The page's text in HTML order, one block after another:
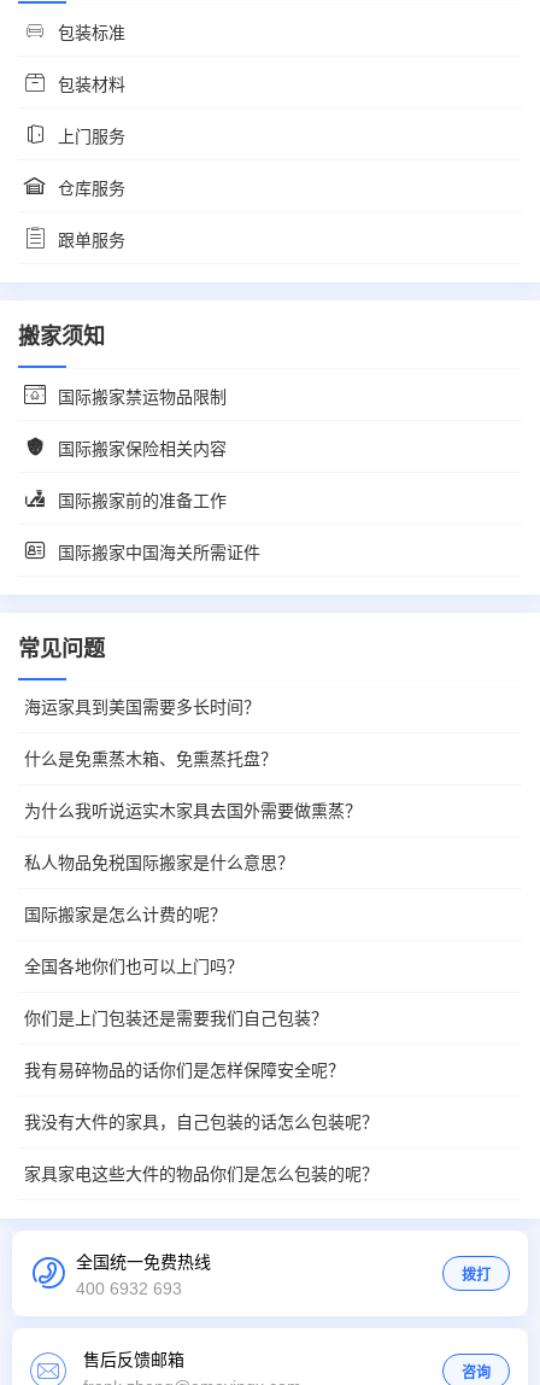
包装标准
包装材料
上门服务
仓库服务
跟单服务
搬家须知
国际搬家禁运物品限制
国际搬家保险相关内容
国际搬家前的准备工作
国际搬家中国海关所需证件
常见问题
海运家具到美国需要多长时间？
什么是免熏蒸木箱、免熏蒸托盘？
为什么我听说运实木家具去国外需要做熏蒸？
私人物品免税国际搬家是什么意思？
国际搬家是怎么计费的呢？
全国各地你们也可以上门吗？
你们是上门包装还是需要我们自己包装？
我有易碎物品的话你们是怎样保障安全呢？
我没有大件的家具，自己包装的话怎么包装呢？
家具家电这些大件的物品你们是怎么包装的呢？
全国统一免费热线
400 6932 693
拨打
售后反馈邮箱
咨询